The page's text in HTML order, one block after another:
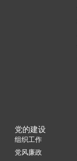
党的建设
组织工作
党风廉政